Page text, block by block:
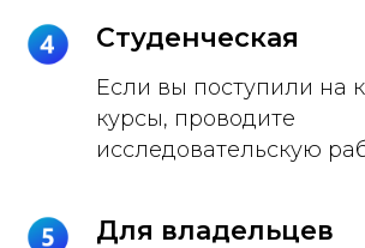
Студенческая
Если вы поступили на
курсы, проводите
исследовательскую
Для владельцев